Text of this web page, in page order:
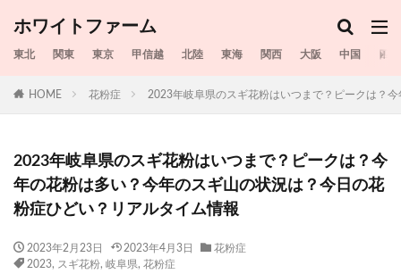
ホワイトファーム
東北 関東 東京 甲信越 北陸 東海 関西 大阪 中国 四国
HOME 花粉症 2023年岐阜県のスギ花粉はいつまで？ピークは？
2023年岐阜県のスギ花粉はいつまで？ピークは？今
年の花粉は多い？今年のスギ山の状況は？今日の花
粉症ひどい？リアルタイム情報
2023年2月23日 2023年4月3日
花粉症
2023, スギ花粉, 岐阜県, 花粉症